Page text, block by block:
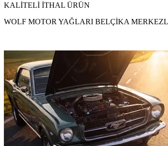
KALİTELİ İTHAL ÜRÜN
WOLF MOTOR YAĞLARI BELÇİKA